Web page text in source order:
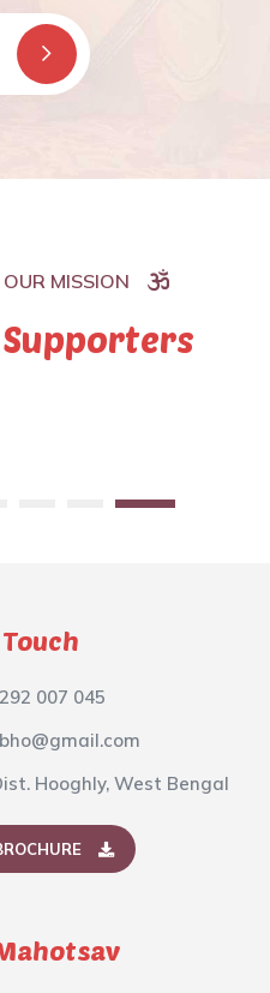
MISSION
007 045
Hooghly, West Bengal